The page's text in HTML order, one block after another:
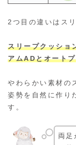
2つ目の違いはス
スリープクッショ
アムADとオート
やわらかい素材の
姿勢を自然に作り
す。
両足